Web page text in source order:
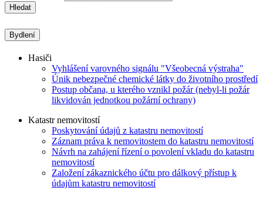
Hledat
Bydlení
Hasiči
Vyhlášení varovného signálu "Všeobecná výstraha"
Únik nebezpečné chemické látky do životního prostředí
Postup občana, u kterého vznikl požár (nebyl-li požár
likvidován jednotkou požární ochrany)
Katastr nemovitostí
Poskytování údajů z katastru nemovitostí
Záznam práva k nemovitostem do katastru nemovitostí
Návrh na zahájení řízení o povolení vkladu do katastru
nemovitostí
Založení zákaznického účtu pro dálkový přístup k
údajům katastru nemovitostí